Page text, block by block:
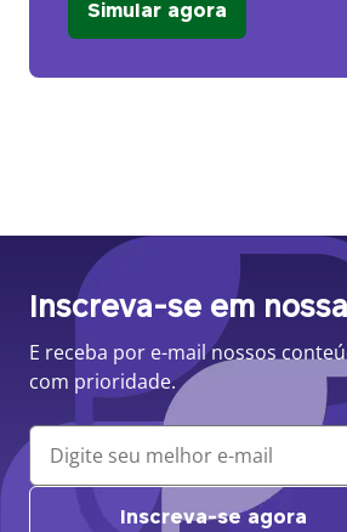
Simular agora
Inscreva-se em
E receba por e-mail nossos
com prioridade.
Inscreva-se agora